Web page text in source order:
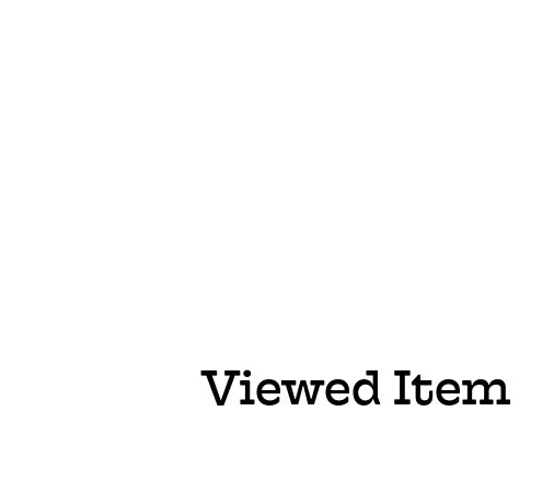
Viewed Item